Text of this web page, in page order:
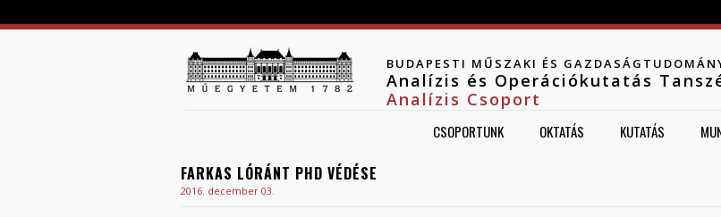
BUDAPESTI MŰSZAKI ÉS
Analízis és Operációkutatás
Analízis Csoport
CSOPORTUNK OKTATÁS KUTATÁS
FARKAS LÓRÁNT PHD VÉDÉSE
2016. december 03.